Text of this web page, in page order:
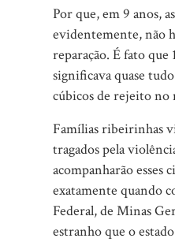
Por que, em 9 anos,
evidentemente, não
reparação. É fato que
significava quase
cúbicos de rejeito no
Famílias ribeirinhas
tragados pela
acompanharão esses
exatamente quando
Federal, de Minas
estranho que o